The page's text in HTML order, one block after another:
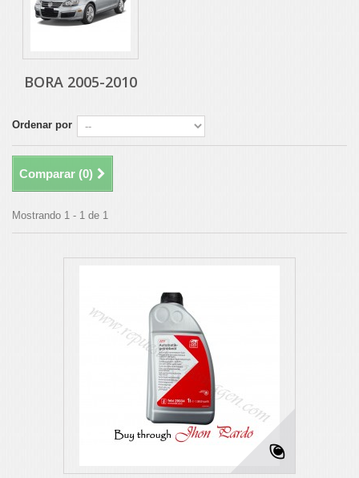
BORA 2005-2010
Ordenar por
Comparar (0)
Mostrando 1 - 1 de 1